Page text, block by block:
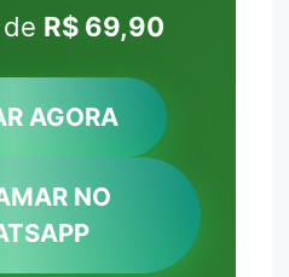
R$ 69,90
AGORA
NO